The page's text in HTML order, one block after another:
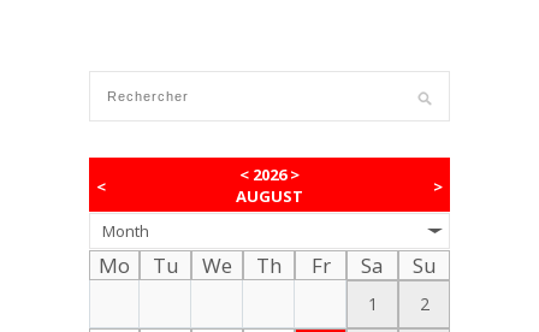
<
< 2026>
AUGUST
>
Month
Mo Tu We Th Fr Sa Su
1 2